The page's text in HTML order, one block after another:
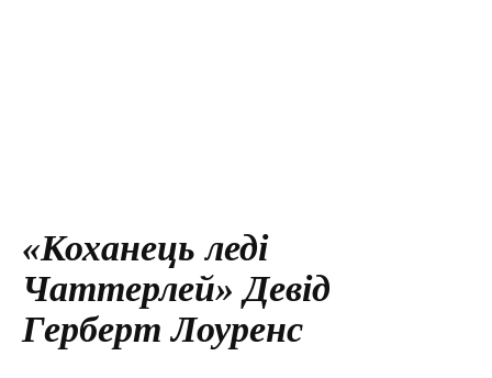
«Коханець леді
Чаттерлей» Девід
Герберт Лоуренс